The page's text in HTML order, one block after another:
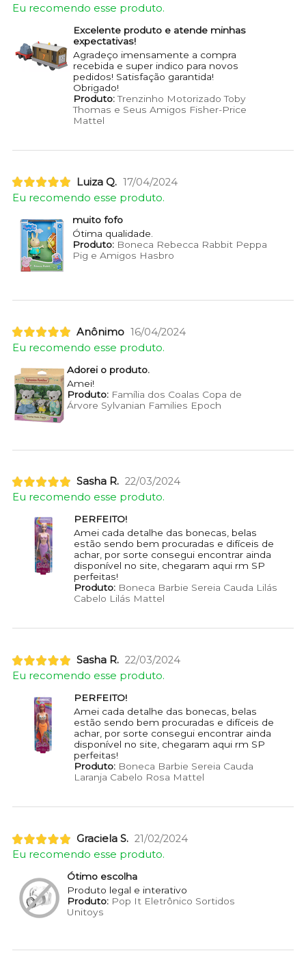
Eu recomendo esse produto.
Excelente produto e atende minhas
expectativas!
Agradeço imensamente a compra
recebida e super indico para novos
pedidos! Satisfação garantida!
Obrigado!
Produto:Trenzinho Motorizado Toby
Thomas e Seus Amigos Fisher-Price
Mattel
Luiza Q. 17/04/2024
Eu recomendo esse produto.
muito fofo
Ótima qualidade.
Produto:Boneca Rebecca Rabbit Peppa
Pig e Amigos Hasbro
Anônimo 16/04/2024
Eu recomendo esse produto.
Adorei o produto.
Amei!
Produto:Família dos Coalas Copa de
Árvore Sylvanian Families Epoch
Sasha R. 22/03/2024
Eu recomendo esse produto.
PERFEITO!
Amei cada detalhe das bonecas, belas
estão sendo bem procuradas e difíceis de
achar, por sorte consegui encontrar ainda
disponível no site, chegaram aqui rm SP
perfeitas!
Produto:Boneca Barbie Sereia Cauda Lilás
Cabelo Lilás Mattel
Sasha R. 22/03/2024
Eu recomendo esse produto.
PERFEITO!
Amei cada detalhe das bonecas, belas
estão sendo bem procuradas e difíceis de
achar, por sorte consegui encontrar ainda
disponível no site, chegaram aqui rm SP
perfeitas!
Produto:Boneca Barbie Sereia Cauda
Laranja Cabelo Rosa Mattel
Graciela S. 21/02/2024
Eu recomendo esse produto.
Ótimo escolha
Produto legal e interativo
Produto:Pop It Eletrônico Sortidos
Unitoys